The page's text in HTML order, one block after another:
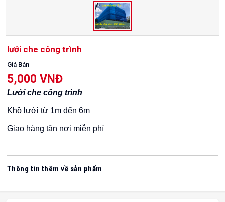
lưới che công trình
Giá Bán
5,000 VNĐ
Lưới che công trình
Khồ lưới từ 1m đến 6m
Giao hàng tận nơi miễn phí
Thông tin thêm về sản phẩm